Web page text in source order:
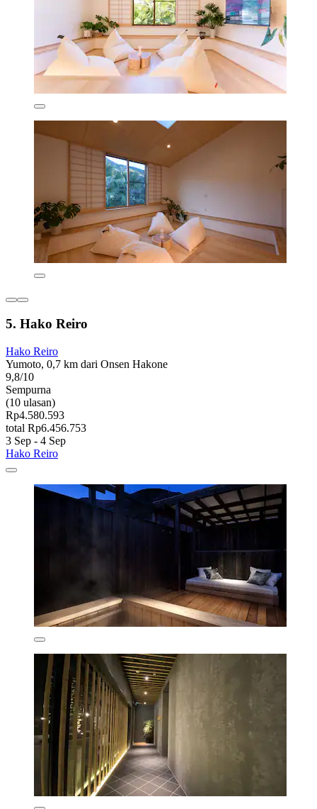
5. Hako Reiro
Hako Reiro
Yumoto, 0,7 km dari Onsen Hakone
9,8/10
Sempurna
(10 ulasan)
Rp4.580.593
total Rp6.456.753
3 Sep - 4 Sep
Hako Reiro